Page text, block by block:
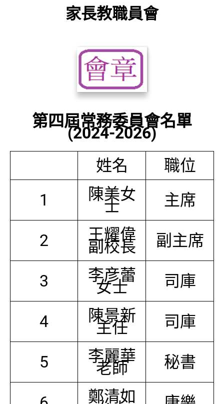
家長教職員會
第四屆常務委員會名單
(2024-2026)
姓名
職位
1
陳美女
士 主席
2 王耀偉
副校長 副主席
3 李彦蕾
女士 司庫
4 陳景新
主任 司庫
5 李麗華
老師 秘書
鄭清如